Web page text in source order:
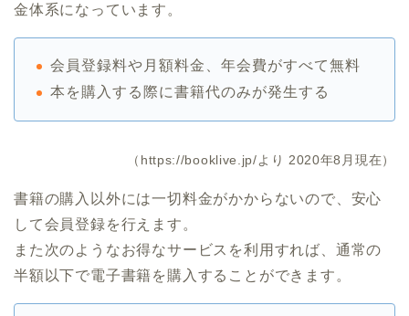
金体系になっています。
会員登録料や月額料金、年会費がすべて無料
本を購入する際に書籍代のみが発生する
（https://booklive.jp/より 2020年8月現在）
書籍の購入以外には一切料金がかからないので、安心
して会員登録を行えます。
また次のようなお得なサービスを利用すれば、通常の
半額以下で電子書籍を購入することができます。